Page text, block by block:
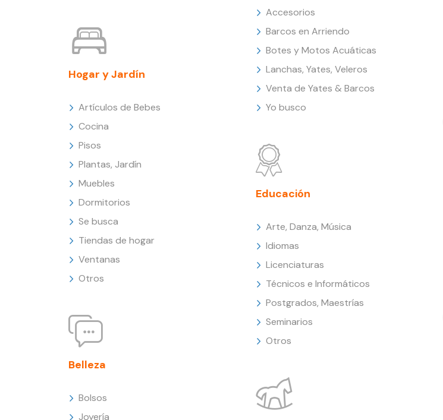
Hogar y Jardín
Artículos de Bebes
Cocina
Pisos
Plantas, Jardín
Muebles
Dormitorios
Se busca
Tiendas de hogar
Ventanas
Otros
Belleza
Bolsos
Joyería
Accesorios
Barcos en Arriendo
Botes y Motos Acuáticas
Lanchas, Yates, Veleros
Venta de Yates & Barcos
Yo busco
Educación
Arte, Danza, Música
Idiomas
Licenciaturas
Técnicos e Informáticos
Postgrados, Maestrías
Seminarios
Otros